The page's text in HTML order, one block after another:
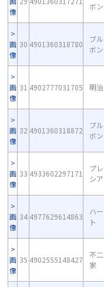
像
ボン
画
像
30 4901360318780
ブル
ボン
画
像
31 4902777031705 明治
画
像
32 4901360318872
ブル
ボン
画
像
33 4933602297171
プレ
シア
画
像
34 4977629614863
ハー
ト
画
像
35 4902555148427
不二
家